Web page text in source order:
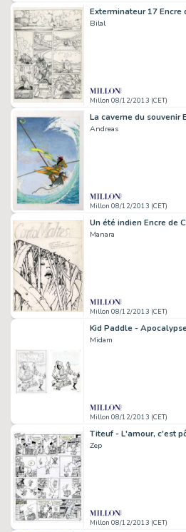
Bilal
Millon 08/12/2013 (CET)
Andreas
Millon 08/12/2013 (CET)
Un été indien Encre de
Manara
Millon 08/12/2013 (CET)
Midam
Millon 08/12/2013 (CET)
Zep
Millon 08/12/2013 (CET)